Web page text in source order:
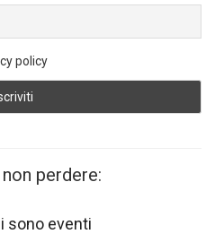
policy
perdere:
sono eventi